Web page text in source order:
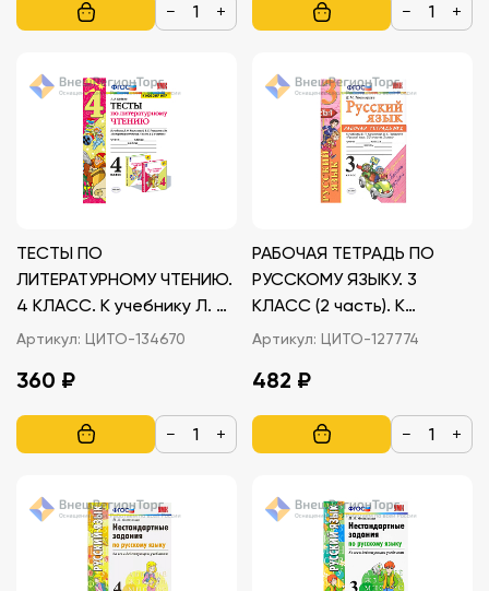
− + − +
ТЕСТЫ ПО
ЛИТЕРАТУРНОМУ ЧТЕНИЮ.
4 КЛАСС. К учебнику Л. Ф.
Климановой, В. Г.
Артикул: ЦИТО-134670
360 ₽
− +
РАБОЧАЯ ТЕТРАДЬ ПО
РУССКОМУ ЯЗЫКУ. 3
КЛАСС (2 часть). К
учебнику В.П. Канакиной,
Артикул: ЦИТО-127774
482 ₽
− +